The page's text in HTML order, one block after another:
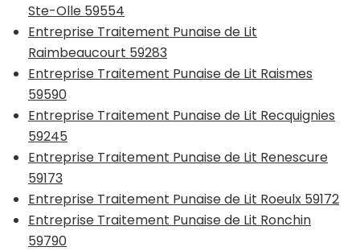
Ste-Olle 59554
Entreprise Traitement Punaise de Lit
Raimbeaucourt 59283
Entreprise Traitement Punaise de Lit Raismes
59590
Entreprise Traitement Punaise de Lit Recquignies
59245
Entreprise Traitement Punaise de Lit Renescure
59173
Entreprise Traitement Punaise de Lit Roeulx 59172
Entreprise Traitement Punaise de Lit Ronchin
59790